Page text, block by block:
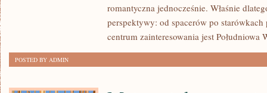
romantyczna jednocześnie. Właśnie
perspektywy: od spacerów po
centrum zainteresowania jest Południowa
POSTED BY ADMIN